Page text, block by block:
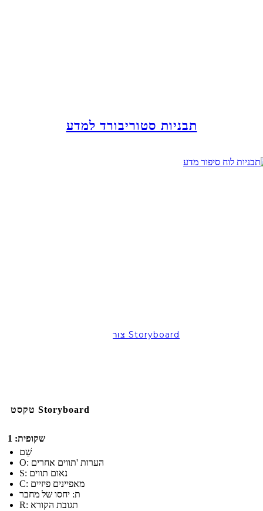
תבניות סטוריבורד למדע
צור Storyboard
טקסט Storyboard
שקופית: 1
שֵׁם
O: הערות 'תווים אחרים
S: נאום תווים
C: מאפיינים פיזיים
ת: יחסו של מחבר
R: תגובת הקורא